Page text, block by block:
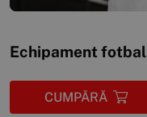
Echipament fotbal
CUMPĂRĂ